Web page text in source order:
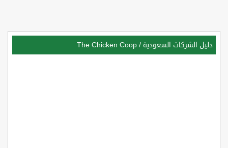
دليل الشركات السعودية /
The Chicken Coop